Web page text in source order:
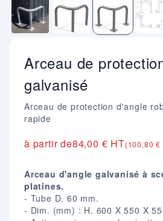
Arceau de
galvanisé
Arceau de protection d'angle
rapide
à partir de84,00 € HT(100,80 €
Arceau d'angle galvanisé à
platines.
- Tube D. 60 mm.
- Dim. (mm) : H. 600 X 550 X